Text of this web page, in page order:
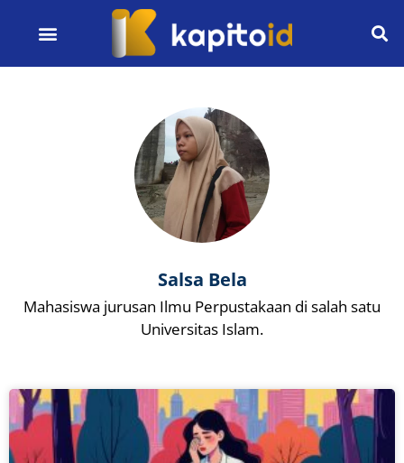
Salsa Bela
Mahasiswa jurusan Ilmu Perpustakaan di salah satu
Universitas Islam.